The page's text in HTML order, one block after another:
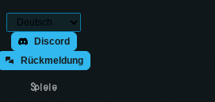
Discord
Rückmeldung
Spiele